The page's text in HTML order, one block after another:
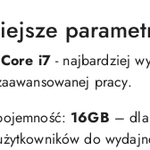
i7 - najbardziej
pracy.
16GB – dla
do